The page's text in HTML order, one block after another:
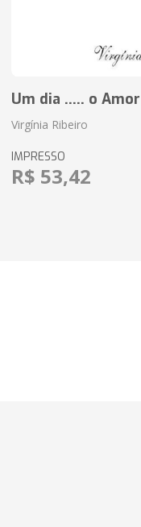
Um dia ..... o Amor
Virgínia Ribeiro
IMPRESSO
R$ 53,42